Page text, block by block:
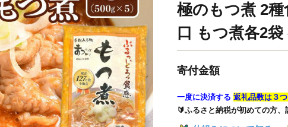
極のもつ煮 2
口 もつ煮各2
寄付金額
一度に決済する 返礼品数は３
🔰ふるさと納税が初めての方